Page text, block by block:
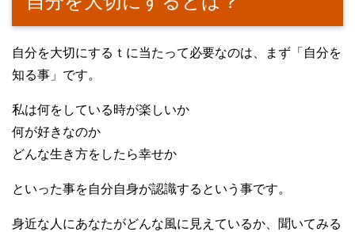
自分を大切にするｔに当たって必要なのは、まず「自分を
知る事」です。
私は何をしている時が楽しいか
何が好きなのか
どんな生き方をしたら幸せか
といった事を自分自身が認識するという事です。
身近な人にあなたがどんな風に見えているか、聞いてみる